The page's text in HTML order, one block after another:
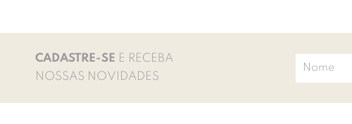
CADASTRE-SE E RECEBA
NOSSAS NOVIDADES